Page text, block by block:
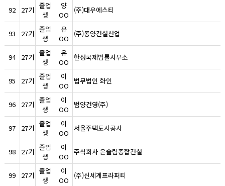
92 27기 졸업
생
양
OO
(주)대우에스티
93 27기 졸업
생
유
OO
(주)동양건설산업
94 27기 졸업
생
유
OO
한성국제법률사무소
95 27기 졸업
생
이
OO
법무법인 화인
96 27기 졸업
생
이
OO
범양건영(주)
97 27기 졸업
생
이
OO
서울주택도시공사
98 27기 졸업
생
이
OO
주식회사 은슬림종합건설
99 27기 졸업
생
이
OO
(주)신세계프라퍼티